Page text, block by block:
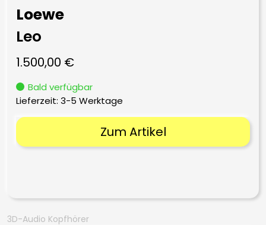
Loewe
Leo
1.500,00 €
Bald verfügbar
Lieferzeit: 3-5 Werktage
Zum Artikel
3D-Audio Kopfhörer